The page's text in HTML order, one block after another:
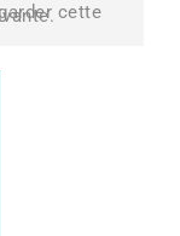
cette